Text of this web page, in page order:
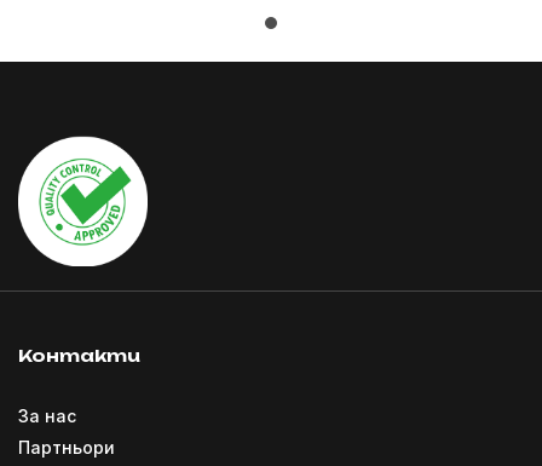
Контакти
За нас
Партньори